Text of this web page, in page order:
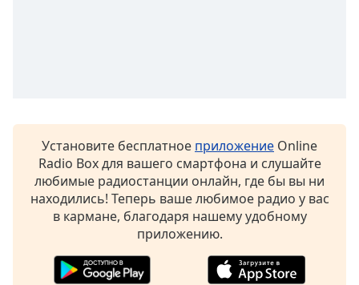
Установите бесплатное приложение Online
Radio Box для вашего смартфона и слушайте
любимые радиостанции онлайн, где бы вы ни
находились! Теперь ваше любимое радио у вас
в кармане, благодаря нашему удобному
приложению.